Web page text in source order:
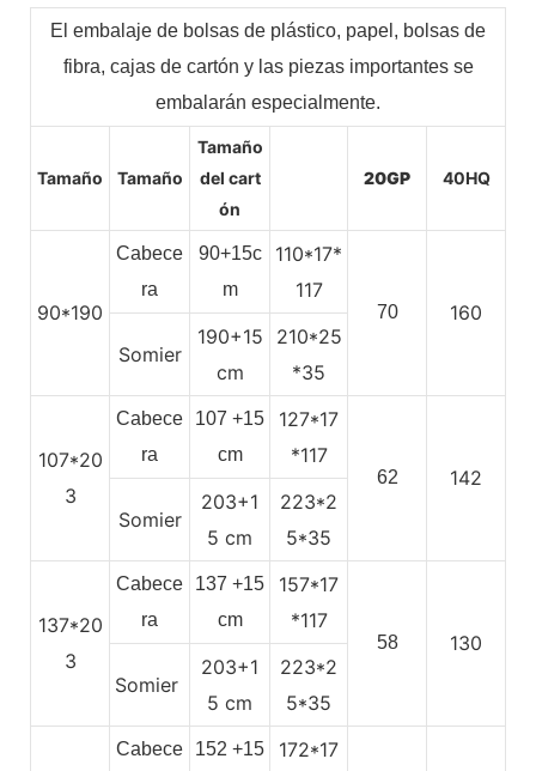
El embalaje de bolsas de plástico, papel, bolsas de
fibra, cajas de cartón y las piezas importantes se
embalarán especialmente.
Tamaño Tamaño
Tamaño
del cart
ón
20GP 40HQ
90*190
Cabece
ra
90+15c
m
110*17*
117
70
160
Somier
190+15
cm
210*25
*35
107*20
3
Cabece
ra
107 +15
cm
127*17
*117
62
142
Somier
203+1
5 cm
223*2
5*35
137*20
3
Cabece
ra
137 +15
cm
157*17
*117
58
130
Somier
203+1
5 cm
223*2
5*35
Cabece
152 +15
172*17